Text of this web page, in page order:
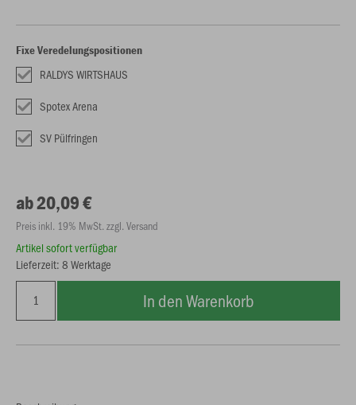
Fixe Veredelungspositionen
RALDYS WIRTSHAUS
Spotex Arena
SV Pülfringen
ab 20,09 €
Preis inkl. 19% MwSt. zzgl. Versand
Artikel sofort verfügbar
Lieferzeit: 8 Werktage
In den Warenkorb